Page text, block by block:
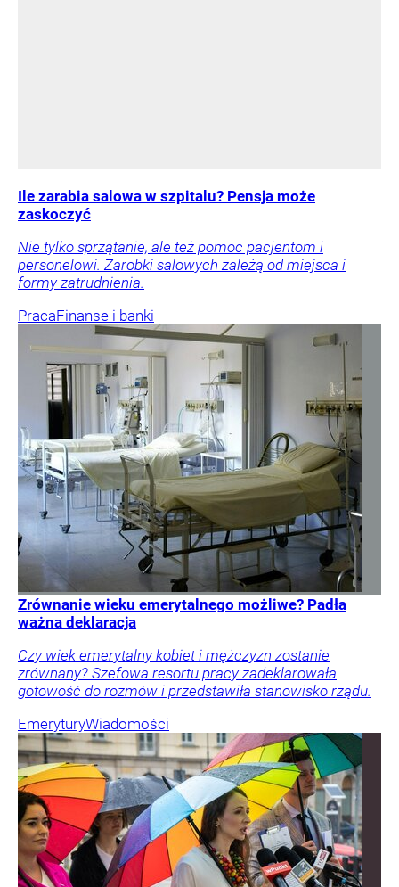
Ile zarabia salowa w szpitalu? Pensja może
zaskoczyć
Nie tylko sprzątanie, ale też pomoc pacjentom i
personelowi. Zarobki salowych zależą od miejsca i
formy zatrudnienia.
PracaFinanse i banki
Zrównanie wieku emerytalnego możliwe? Padła
ważna deklaracja
Czy wiek emerytalny kobiet i mężczyzn zostanie
zrównany? Szefowa resortu pracy zadeklarowała
gotowość do rozmów i przedstawiła stanowisko rządu.
EmeryturyWiadomości